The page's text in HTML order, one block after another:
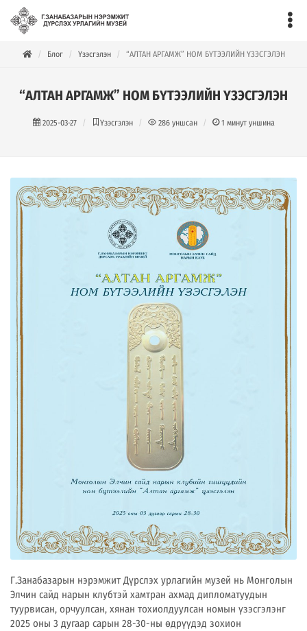
Блог Үзэсгэлэн “АЛТАН АРГАМЖ” НОМ БҮТЭЭЛИЙН ҮЗЭСГЭЛЭН
“АЛТАН АРГАМЖ” НОМ БҮТЭЭЛИЙН ҮЗЭСГЭЛЭН
2025-03-27 Үзэсгэлэн 286 уншсан 1 минут уншина
Г.Занабазарын нэрэмжит Дүрслэх урлагийн музей нь Монголын
Элчин сайд нарын клубтэй хамтран ахмад дипломатуудын
туурвисан, орчуулсан, хянан тохиолдуулсан номын үзэсгэлэнг
2025 оны 3 дугаар сарын 28-30-ны өдрүүдэд зохион